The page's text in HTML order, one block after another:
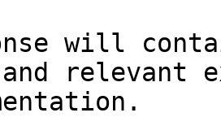
will
relevant